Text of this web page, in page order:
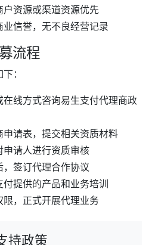
户资源或渠道资源优先
业信誉，无不良经营记录
流程
：
在线方式咨询易生支付代理商政
申请表，提交相关资质材料
申请人进行资质审核
，签订代理合作协议
提供的产品和业务培训
限，正式开展代理业务
持政策